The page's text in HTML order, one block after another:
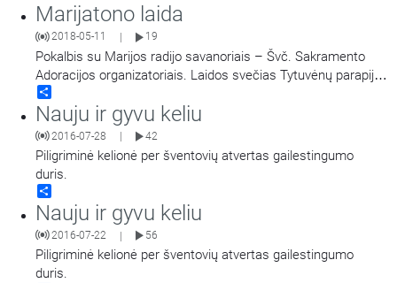
Marijatono laida
2018-05-11 19
Pokalbis su Marijos radijo savanoriais – Švč. Sakramento
Adoracijos organizatoriais. Laidos svečias Tytuvėnų parapijos
klebonas kun. Rimantas Žaromskis.
Nauju ir gyvu keliu
2016-07-28 42
Piligriminė kelionė per šventovių atvertas gailestingumo
duris.
Nauju ir gyvu keliu
2016-07-22 | 56
Piligriminė kelionė per šventovių atvertas gailestingumo
duris.